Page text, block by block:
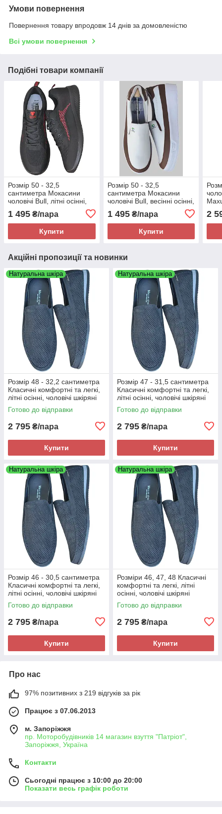
Умови повернення
Повернення товару впродовж 14 днів за домовленістю
Всі умови повернення
Подібні товари компанії
Розмір 50 - 32,5
сантиметра Мокасини
чоловічі Bull, літні осінні,
підошві з піни, легкі і
зручні
1 495 ₴/пара
Купити
Розмір 50 - 32,5
сантиметра Мокасини
чоловічі Bull, весінні осінні,
PU-шкіра, білі, на підошві з
піни, легкі і зручні
1 495₴/пара
Купити
2
Акційні пропозиції та новинки
Натуральна шкіра
Розмір 48 - 32,2 сантиметра
Класичні комфортні та легкі,
літні осінні, чоловічі шкіряні
мокасини Maxus, чорні, на
підошві з піни
Готово до відправки
2 795 ₴/пара
Купити
Натуральна шкіра
Розмір 47 - 31,5 сантиметра
Класичні комфортні та легкі,
літні осінні, чоловічі шкіряні
мокасини Maxus, чорні, на
підошві з піни
Готово до відправки
2 795 ₴/пара
Купити
Натуральна шкіра
Розмір 46 - 30,5 сантиметра
Класичні комфортні та легкі,
літні осінні, чоловічі шкіряні
мокасини Maxus, чорні, на
підошві з піни
Готово до відправки
2 795 ₴/пара
Купити
Натуральна шкіра
Розміри 46, 47, 48 Класичні
комфортні та легкі, літні
осінні, чоловічі шкіряні
мокасини Maxus, чорні, на
підошві з піни
Готово до відправки
2 795 ₴/пара
Купити
Про нас
97% позитивних з 219 відгуків за рік
Працює з 07.06.2013
м. Запоріжжя
пр. Моторобудівників 14 магазин взуття "Патріот",
Запоріжжя, Україна
Контакти
Сьогодні працює з 10:00 до 20:00
Показати весь графік роботи